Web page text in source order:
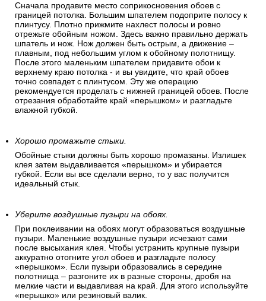
Сначала продавите место соприкосновения обоев с
границей потолка. Большим шпателем подоприте полосу к
плинтусу. Плотно прижмите нахлест полосы и ровно
отрежьте обойным ножом. Здесь важно правильно держать
шпатель и нож. Нож должен быть острым, а движение –
плавным, под небольшим углом к обойному полотнищу.
После этого маленьким шпателем придавите обои к
верхнему краю потолка - и вы увидите, что край обоев
точно совпадет с плинтусом. Эту же операцию
рекомендуется проделать с нижней границей обоев. После
отрезания обработайте край «перышком» и разгладьте
влажной губкой.
Хорошо промажьте стыки.
Обойные стыки должны быть хорошо промазаны. Излишек
клея затем выдавливается «перышком» и убирается
губкой. Если вы все сделали верно, то у вас получится
идеальный стык.
Уберите воздушные пузыри на обоях.
При поклеивании на обоях могут образоваться воздушные
пузыри. Маленькие воздушные пузыри исчезают сами
после высыхания клея. Чтобы устранить крупные пузыри
аккуратно отогните угол обоев и разгладьте полосу
«перышком». Если пузыри образовались в середине
полотнища – разгоните их в разные стороны, дробя на
мелкие части и выдавливая на край. Для этого используйте
«перышко» или резиновый валик.